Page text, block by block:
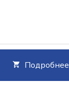
Подробнее